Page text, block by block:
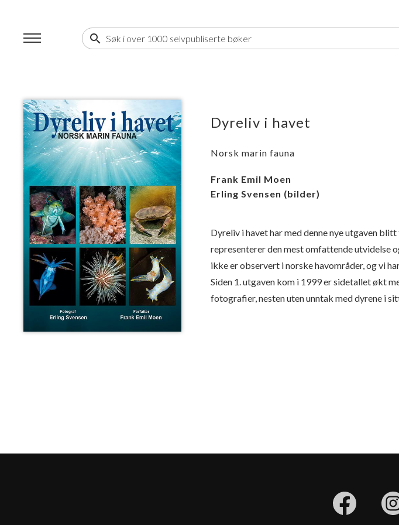
search
Dyreliv i havet
Norsk marin fauna
Frank Emil Moen
Erling Svensen (bilder)
Dyreliv i havet har med denne nye utgaven
representerer den mest omfattende utvidelse
ikke er observert i norske havområder, og vi
Siden 1. utgaven kom i 1999 er sidetallet økt
fotografier, nesten uten unntak med dyrene i